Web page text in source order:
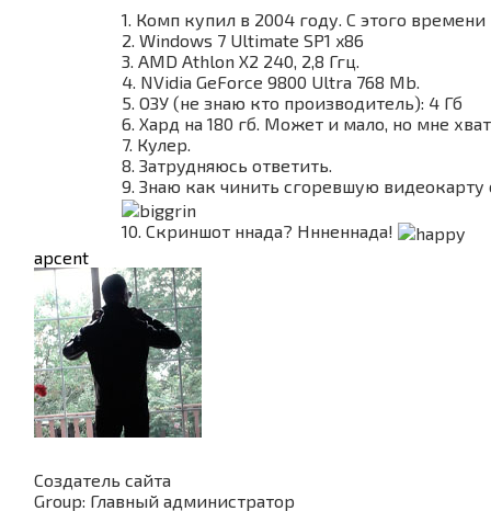
(свой ответ).
10. Скриншот рабочего стола (для интереса)
усмотрение, захотите или нет это ваше право).
1. Комп купил в 2004 году. С этого
2. Windows 7 Ultimate SP1 x86
3. AMD Athlon X2 240, 2,8 Ггц.
4. NVidia GeForce 9800 Ultra 768 Mb.
5. ОЗУ (не знаю кто производитель): 4 Гб
6. Хард на 180 гб. Может и мало, но мне
7. Кулер.
8. Затрудняюсь ответить.
9. Знаю как чинить сгоревшую
10. Скриншот ннада? Ннненнада!
apcent
Создатель сайта
Group: Главный администратор